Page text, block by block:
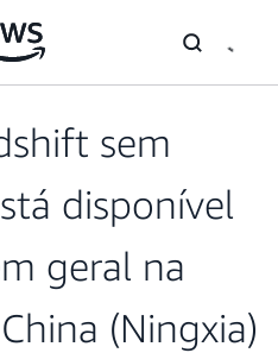
sem
disponível
geral na
(Ningxia)